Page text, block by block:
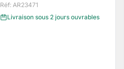
Réf: AR23471
Livraison sous 2 jours ouvrables